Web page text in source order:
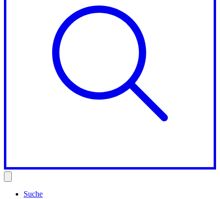
Suche